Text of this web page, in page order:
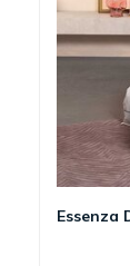
Essenza